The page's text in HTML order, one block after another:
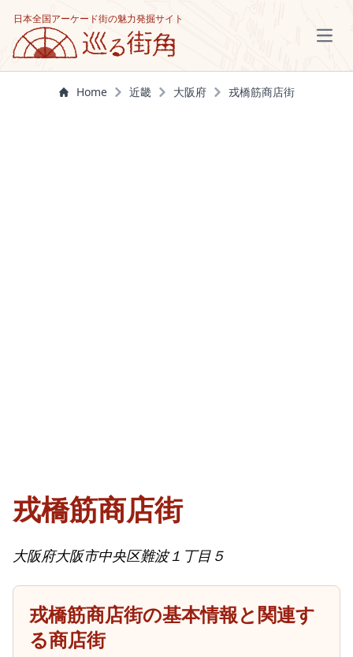
日本全国アーケード街の魅力発掘サイト
Home 近畿 大阪府 戎橋筋商店街
戎橋筋商店街
大阪府大阪市中央区難波１丁目５
戎橋筋商店街の基本情報と関連す
る商店街